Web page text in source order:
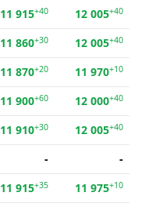
11 915+40 12 005+40
11 860+30 12 005+40
11 870+20 11 970+10
11 900+60 12 000+40
11 910+30 12 005+40
-
-
11 915+35 11 975+10